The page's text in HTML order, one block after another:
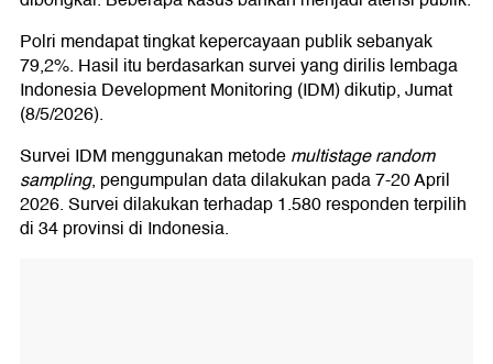
Polri mendapat tingkat kepercayaan publik sebanyak
79,2%. Hasil itu berdasarkan survei yang dirilis lembaga
Indonesia Development Monitoring (IDM) dikutip, Jumat
(8/5/2026).
Survei IDM menggunakan metodemultistage random
sampling, pengumpulan data dilakukan pada 7-20 April
2026. Survei dilakukan terhadap 1.580 responden terpilih
di 34 provinsi di Indonesia.